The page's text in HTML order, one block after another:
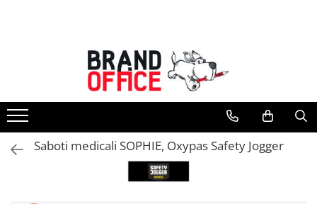
Unitate Protejata - PRODUCTIE
Hartie copiator si produse
tipografice
Produse consumabile din hartie
Detergenti si dezinfectanti
Saboti medicali SOPHIE, Oxypas Safety Jogger